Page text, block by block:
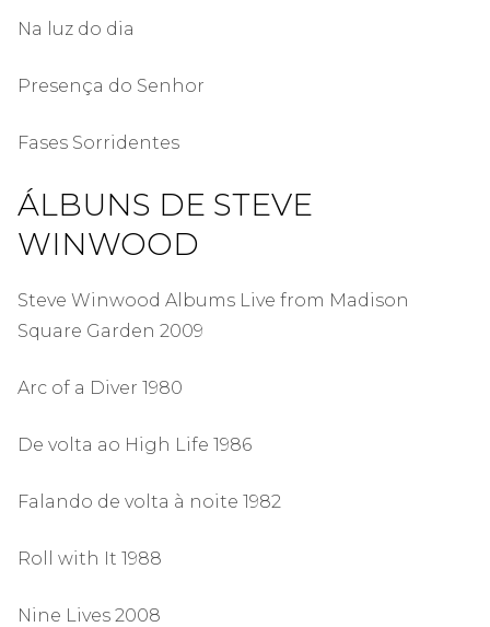
Na luz do dia
Presença do Senhor
Fases Sorridentes
ÁLBUNS DE STEVE
WINWOOD
Steve Winwood Albums Live from Madison
Square Garden 2009
Arc of a Diver 1980
De volta ao High Life 1986
Falando de volta à noite 1982
Roll with It 1988
Nine Lives 2008